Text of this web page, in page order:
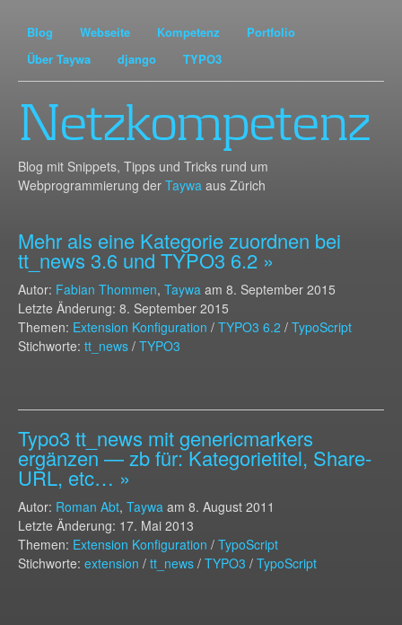
Blog Webseite Kompetenz
Portfolio
Über Taywa
django TYPO3
Netzkompetenz
Blog mit Snippets, Tipps und Tricks rund um
Webprogrammierung der Taywa aus Zürich
Mehr als eine Kategorie zuordnen bei
tt_news 3.6 und TYPO3 6.2 »
Autor: Fabian Thommen, Taywa am 8. September 2015
Letzte Änderung: 8. September 2015
Themen: Extension Konfiguration / TYPO3 6.2 / TypoScript
Stichworte: tt_news / TYPO3
Typo3 tt_news mit genericmarkers
ergänzen — zb für: Kategorietitel, Share-
URL, etc… »
Autor: Roman Abt, Taywa am 8. August 2011
Letzte Änderung: 17. Mai 2013
Themen: Extension Konfiguration / TypoScript
Stichworte: extension / tt_news / TYPO3 / TypoScript